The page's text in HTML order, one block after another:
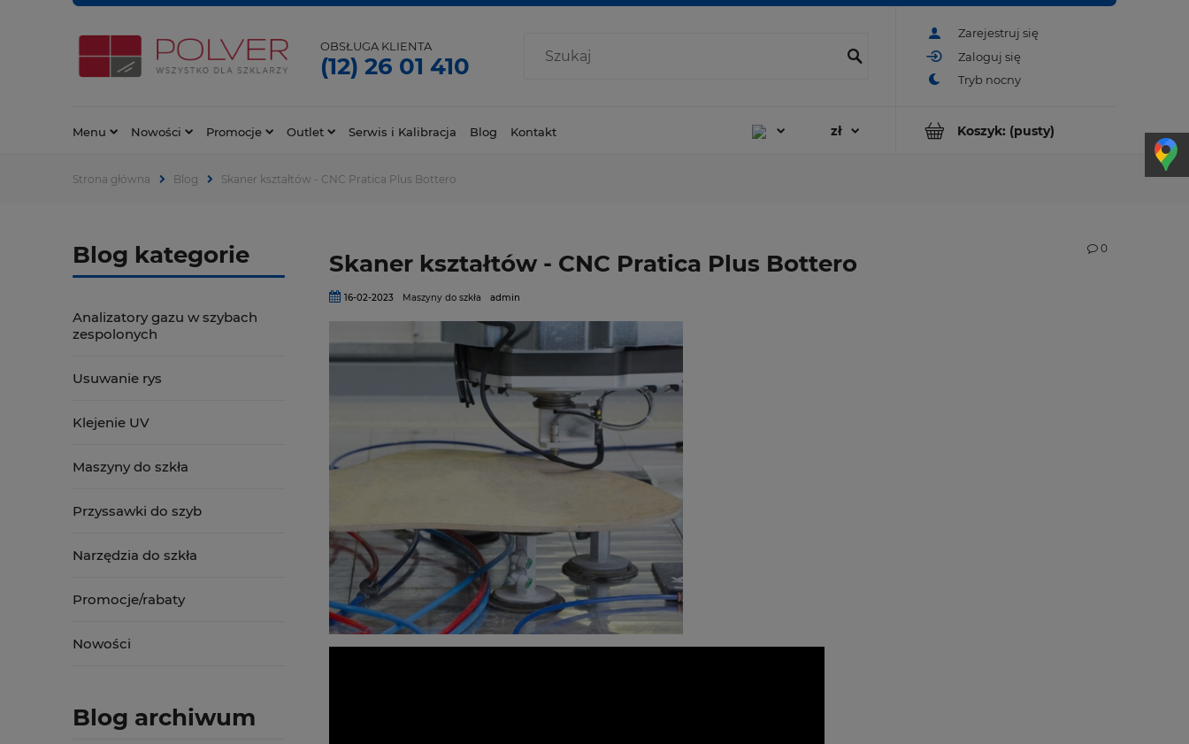
Zarejestruj się
Zaloguj się
OBSŁUGA KLIENTA
(12) 26 01 410
Koszyk: (pusty)
Menu Nowości Promocje Outlet Serwis i Kalibracja Blog Kontakt
Strona główna Blog Skaner kształtów - CNC Pratica Plus Bottero
Blog kategorie
Analizatory gazu w szybach
zespolonych
Usuwanie rys
Klejenie UV
Maszyny do szkła
Przyssawki do szyb
Narzędzia do szkła
Promocje/rabaty
Nowości
Blog archiwum
Skaner kształtów - CNC Pratica Plus Bottero
0
16-02-2023 Maszyny do szkła admin